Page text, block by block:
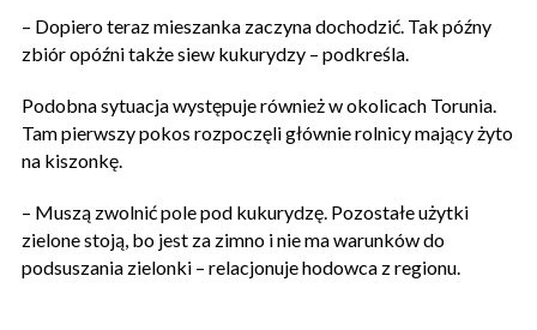
– Dopiero teraz mieszanka zaczyna dochodzić. Tak późny
zbiór opóźni także siew kukurydzy – podkreśla.
Podobna sytuacja występuje również w okolicach Torunia.
Tam pierwszy pokos rozpoczęli głównie rolnicy mający żyto
na kiszonkę.
– Muszą zwolnić pole pod kukurydzę. Pozostałe użytki
zielone stoją, bo jest za zimno i nie ma warunków do
podsuszania zielonki – relacjonuje hodowca z regionu.